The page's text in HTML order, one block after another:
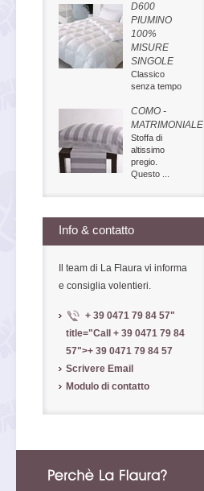
D600
PIUMINO
100%
MISURE
SINGOLE
Classico
senza tempo
COMO -
MATRIMONIALE
Stoffa di
altissimo
pregio.
Questo ...
Info & contatto
Il team di La Flaura vi informa
e consiglia volentieri.
+ 39 0471 79 84 57"
title="Call + 39 0471 79 84
57">+ 39 0471 79 84 57
Scrivere Email
Modulo di contatto